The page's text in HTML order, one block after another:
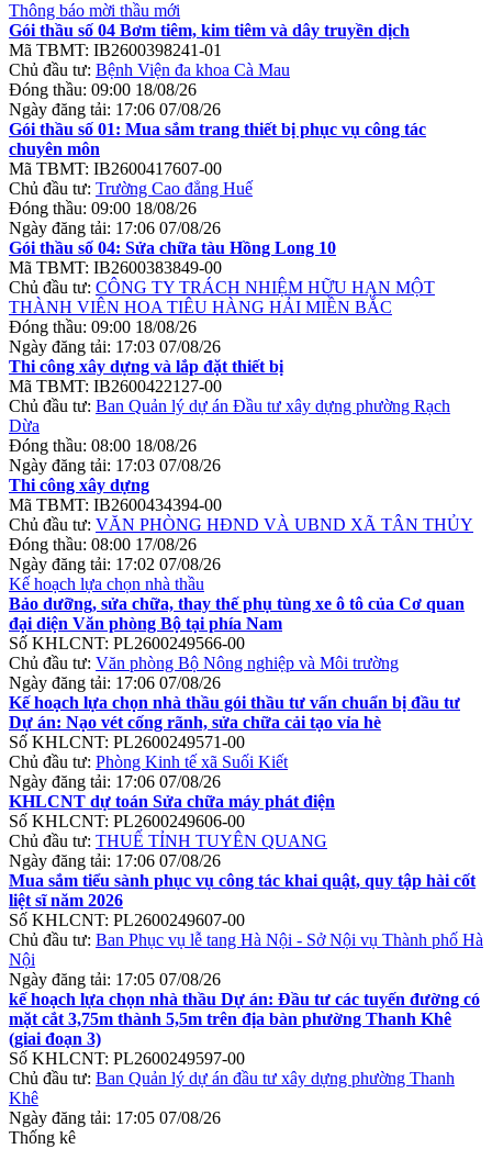
Thông báo mời thầu mới
Gói thầu số 04 Bơm tiêm, kim tiêm và dây truyền dịch
Mã TBMT: IB2600398241-01
Chủ đầu tư: Bệnh Viện đa khoa Cà Mau
Đóng thầu: 09:00 18/08/26
Ngày đăng tải: 17:06 07/08/26
Gói thầu số 01: Mua sắm trang thiết bị phục vụ công tác
chuyên môn
Mã TBMT: IB2600417607-00
Chủ đầu tư: Trường Cao đẳng Huế
Đóng thầu: 09:00 18/08/26
Ngày đăng tải: 17:06 07/08/26
Gói thầu số 04: Sửa chữa tàu Hồng Long 10
Mã TBMT: IB2600383849-00
Chủ đầu tư: CÔNG TY TRÁCH NHIỆM HỮU HẠN MỘT
THÀNH VIÊN HOA TIÊU HÀNG HẢI MIỀN BẮC
Đóng thầu: 09:00 18/08/26
Ngày đăng tải: 17:03 07/08/26
Thi công xây dựng và lắp đặt thiết bị
Mã TBMT: IB2600422127-00
Chủ đầu tư: Ban Quản lý dự án Đầu tư xây dựng phường Rạch
Dừa
Đóng thầu: 08:00 18/08/26
Ngày đăng tải: 17:03 07/08/26
Thi công xây dựng
Mã TBMT: IB2600434394-00
Chủ đầu tư: VĂN PHÒNG HĐND VÀ UBND XÃ TÂN THỦY
Đóng thầu: 08:00 17/08/26
Ngày đăng tải: 17:02 07/08/26
Kế hoạch lựa chọn nhà thầu
Bảo dưỡng, sửa chữa, thay thế phụ tùng xe ô tô của Cơ quan
đại diện Văn phòng Bộ tại phía Nam
Số KHLCNT: PL2600249566-00
Chủ đầu tư: Văn phòng Bộ Nông nghiệp và Môi trường
Ngày đăng tải: 17:06 07/08/26
Kế hoạch lựa chọn nhà thầu gói thầu tư vấn chuẩn bị đầu tư
Dự án: Nạo vét cống rãnh, sửa chữa cải tạo vỉa hè
Số KHLCNT: PL2600249571-00
Chủ đầu tư: Phòng Kinh tế xã Suối Kiết
Ngày đăng tải: 17:06 07/08/26
KHLCNT dự toán Sửa chữa máy phát điện
Số KHLCNT: PL2600249606-00
Chủ đầu tư: THUẾ TỈNH TUYÊN QUANG
Ngày đăng tải: 17:06 07/08/26
Mua sắm tiểu sành phục vụ công tác khai quật, quy tập hài cốt
liệt sĩ năm 2026
Số KHLCNT: PL2600249607-00
Chủ đầu tư: Ban Phục vụ lễ tang Hà Nội - Sở Nội vụ Thành phố Hà
Nội
Ngày đăng tải: 17:05 07/08/26
kế hoạch lựa chọn nhà thầu Dự án: Đầu tư các tuyến đường có
mặt cắt 3,75m thành 5,5m trên địa bàn phường Thanh Khê
(giai đoạn 3)
Số KHLCNT: PL2600249597-00
Chủ đầu tư: Ban Quản lý dự án đầu tư xây dựng phường Thanh
Khê
Ngày đăng tải: 17:05 07/08/26
Thống kê